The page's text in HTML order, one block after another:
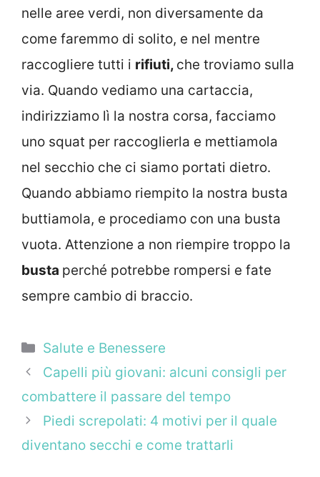
nelle aree verdi, non diversamente da
come faremmo di solito, e nel mentre
raccogliere tutti i rifiuti, che troviamo sulla
via. Quando vediamo una cartaccia,
indirizziamo lì la nostra corsa, facciamo
uno squat per raccoglierla e mettiamola
nel secchio che ci siamo portati dietro.
Quando abbiamo riempito la nostra busta
buttiamola, e procediamo con una busta
vuota. Attenzione a non riempire troppo la
busta perché potrebbe rompersi e fate
sempre cambio di braccio.
Categorie
Salute e Benessere
Capelli più giovani: alcuni consigli per
combattere il passare del tempo
Piedi screpolati: 4 motivi per il quale
diventano secchi e come trattarli